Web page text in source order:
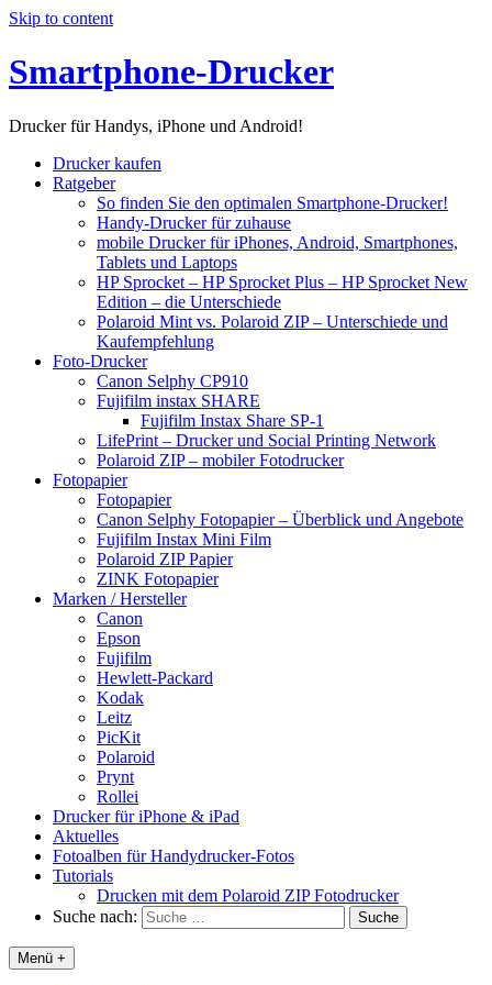
Skip to content
Smartphone-Drucker
Drucker für Handys, iPhone und Android!
Drucker kaufen
Ratgeber
So finden Sie den optimalen Smartphone-Drucker!
Handy-Drucker für zuhause
mobile Drucker für iPhones, Android, Smartphones,
Tablets und Laptops
HP Sprocket – HP Sprocket Plus – HP Sprocket New
Edition – die Unterschiede
Polaroid Mint vs. Polaroid ZIP – Unterschiede und
Kaufempfehlung
Foto-Drucker
Canon Selphy CP910
Fujifilm instax SHARE
Fujifilm Instax Share SP-1
LifePrint – Drucker und Social Printing Network
Polaroid ZIP – mobiler Fotodrucker
Fotopapier
Fotopapier
Canon Selphy Fotopapier – Überblick und Angebote
Fujifilm Instax Mini Film
Polaroid ZIP Papier
ZINK Fotopapier
Marken / Hersteller
Canon
Epson
Fujifilm
Hewlett-Packard
Kodak
Leitz
PicKit
Polaroid
Prynt
Rollei
Drucker für iPhone & iPad
Aktuelles
Fotoalben für Handydrucker-Fotos
Tutorials
Drucken mit dem Polaroid ZIP Fotodrucker
Suche nach:
Menü +